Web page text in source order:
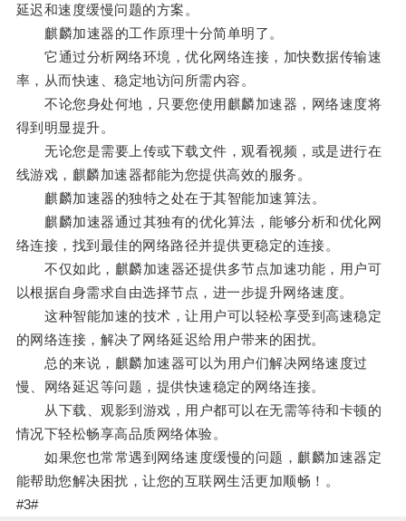
延迟和速度缓慢问题的方案。
麒麟加速器的工作原理十分简单明了。
它通过分析网络环境，优化网络连接，加快数据传输速
率，从而快速、稳定地访问所需内容。
不论您身处何地，只要您使用麒麟加速器，网络速度将
得到明显提升。
无论您是需要上传或下载文件，观看视频，或是进行在
线游戏，麒麟加速器都能为您提供高效的服务。
麒麟加速器的独特之处在于其智能加速算法。
麒麟加速器通过其独有的优化算法，能够分析和优化网
络连接，找到最佳的网络路径并提供更稳定的连接。
不仅如此，麒麟加速器还提供多节点加速功能，用户可
以根据自身需求自由选择节点，进一步提升网络速度。
这种智能加速的技术，让用户可以轻松享受到高速稳定
的网络连接，解决了网络延迟给用户带来的困扰。
总的来说，麒麟加速器可以为用户们解决网络速度过
慢、网络延迟等问题，提供快速稳定的网络连接。
从下载、观影到游戏，用户都可以在无需等待和卡顿的
情况下轻松畅享高品质网络体验。
如果您也常常遇到网络速度缓慢的问题，麒麟加速器定
能帮助您解决困扰，让您的互联网生活更加顺畅！。
#3#